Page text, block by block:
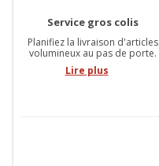
Service gros colis
Planifiez la livraison d'articles
volumineux au pas de porte.
Lire plus